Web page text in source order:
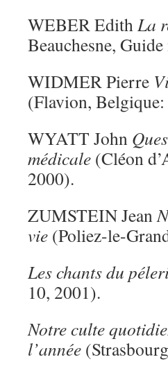
WEBER EdithLa
Beauchesne,
WIDMER Pierre
(Flavion,
WYATT John
médicale (Cléon
2000).
ZUMSTEIN Jean
vie (Poliez-le-
Les chants du
10, 2001).
Notre culte
l’année